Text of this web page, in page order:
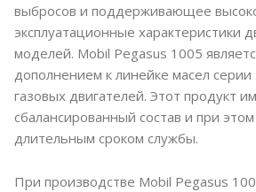
выбросов и поддерживающее
эксплуатационные характеристики
моделей. Mobil Pegasus 1005
дополнением к линейке масел
газовых двигателей. Этот продукт
сбалансированный состав и при
длительным сроком службы.
При производстве Mobil Pegasus